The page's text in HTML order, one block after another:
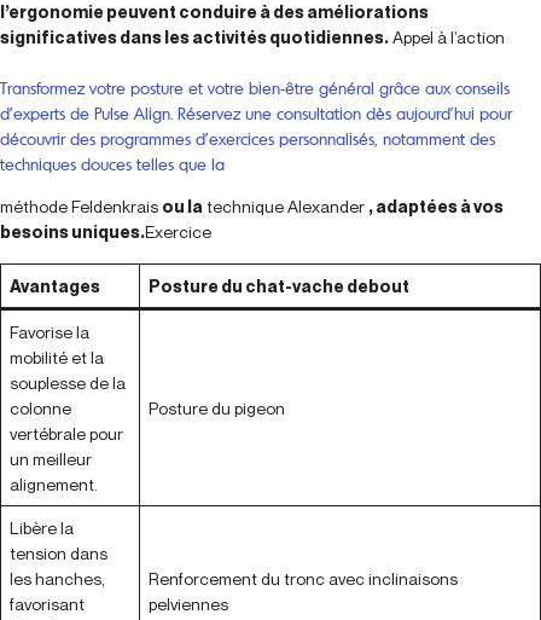
l’ergonomie peuvent conduire à des améliorations
significatives dans les activités quotidiennes.Appel à l’action
Transformez votre posture et votre bien-être général grâce aux conseils
d’experts de Pulse Align. Réservez une consultation dès aujourd’hui pour
découvrir des programmes d’exercices personnalisés, notamment des
techniques douces telles que la
méthode Feldenkrais ou la technique Alexander , adaptées à vos
besoins uniques.Exercice
Avantages Posture du chat-vache debout
Favorise la
mobilité et la
souplesse de la
colonne
vertébrale pour
un meilleur
alignement.
Posture du pigeon
Libère la
tension dans
les hanches,
favorisant
Renforcement du tronc avec inclinaisons
pelviennes